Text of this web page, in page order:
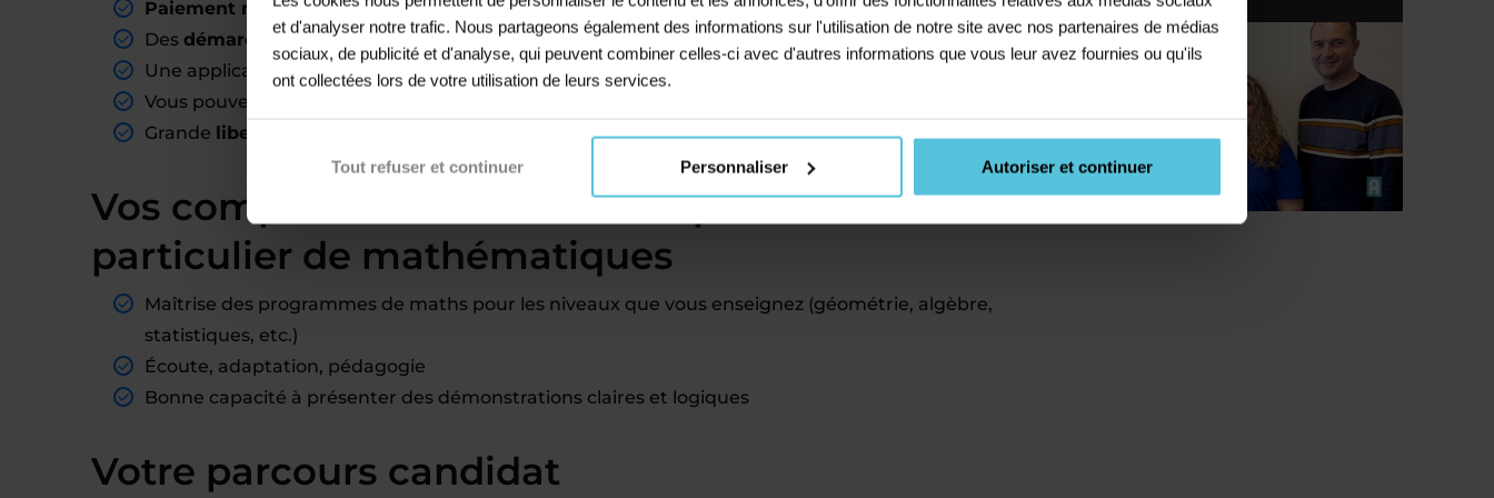
et d'analyser notre trafic. Nous partageons également des informations sur l'utilisation de notre site avec nos partenaires de médias
sociaux, de publicité et d'analyse, qui peuvent combiner celles-ci avec d'autres informations que vous leur avez fournies ou qu'ils
ont collectées lors de votre utilisation de leurs services.
Tout refuser et continuer Personnaliser Autoriser et continuer
Paiement mensuel fixe , selon le nombre d’élèves accompagnés
Des démarches administrativesentièrementprises en charge(déclarations, cotisations, etc.)
Une application mobile et des
ressources pédagogiques
Vous pouvez aussi assurer des cours collectifs (en ligne, en centre ou en stages de vacances)
Grande liberté dans vos horaires afin de combiner avec des études ou un emploi
Vos compétences clés comme professeur
particulier de mathématiques
Maîtrise des programmes de maths pour les niveaux que vous enseignez (géométrie, algèbre,
statistiques, etc.)
Écoute, adaptation, pédagogie
Bonne capacité à présenter des démonstrations claires et logiques
Votre parcours candidat